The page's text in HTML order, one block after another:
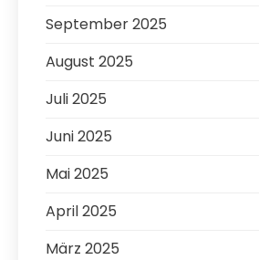
September 2025
August 2025
Juli 2025
Juni 2025
Mai 2025
April 2025
März 2025